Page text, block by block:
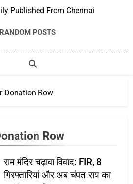
Published From Chennai
POSTS
Donation Row
Row
राम मंदिर चढ़ावा विवाद: FIR, 8
गिरफ्तारियां और अब चंपत राय का